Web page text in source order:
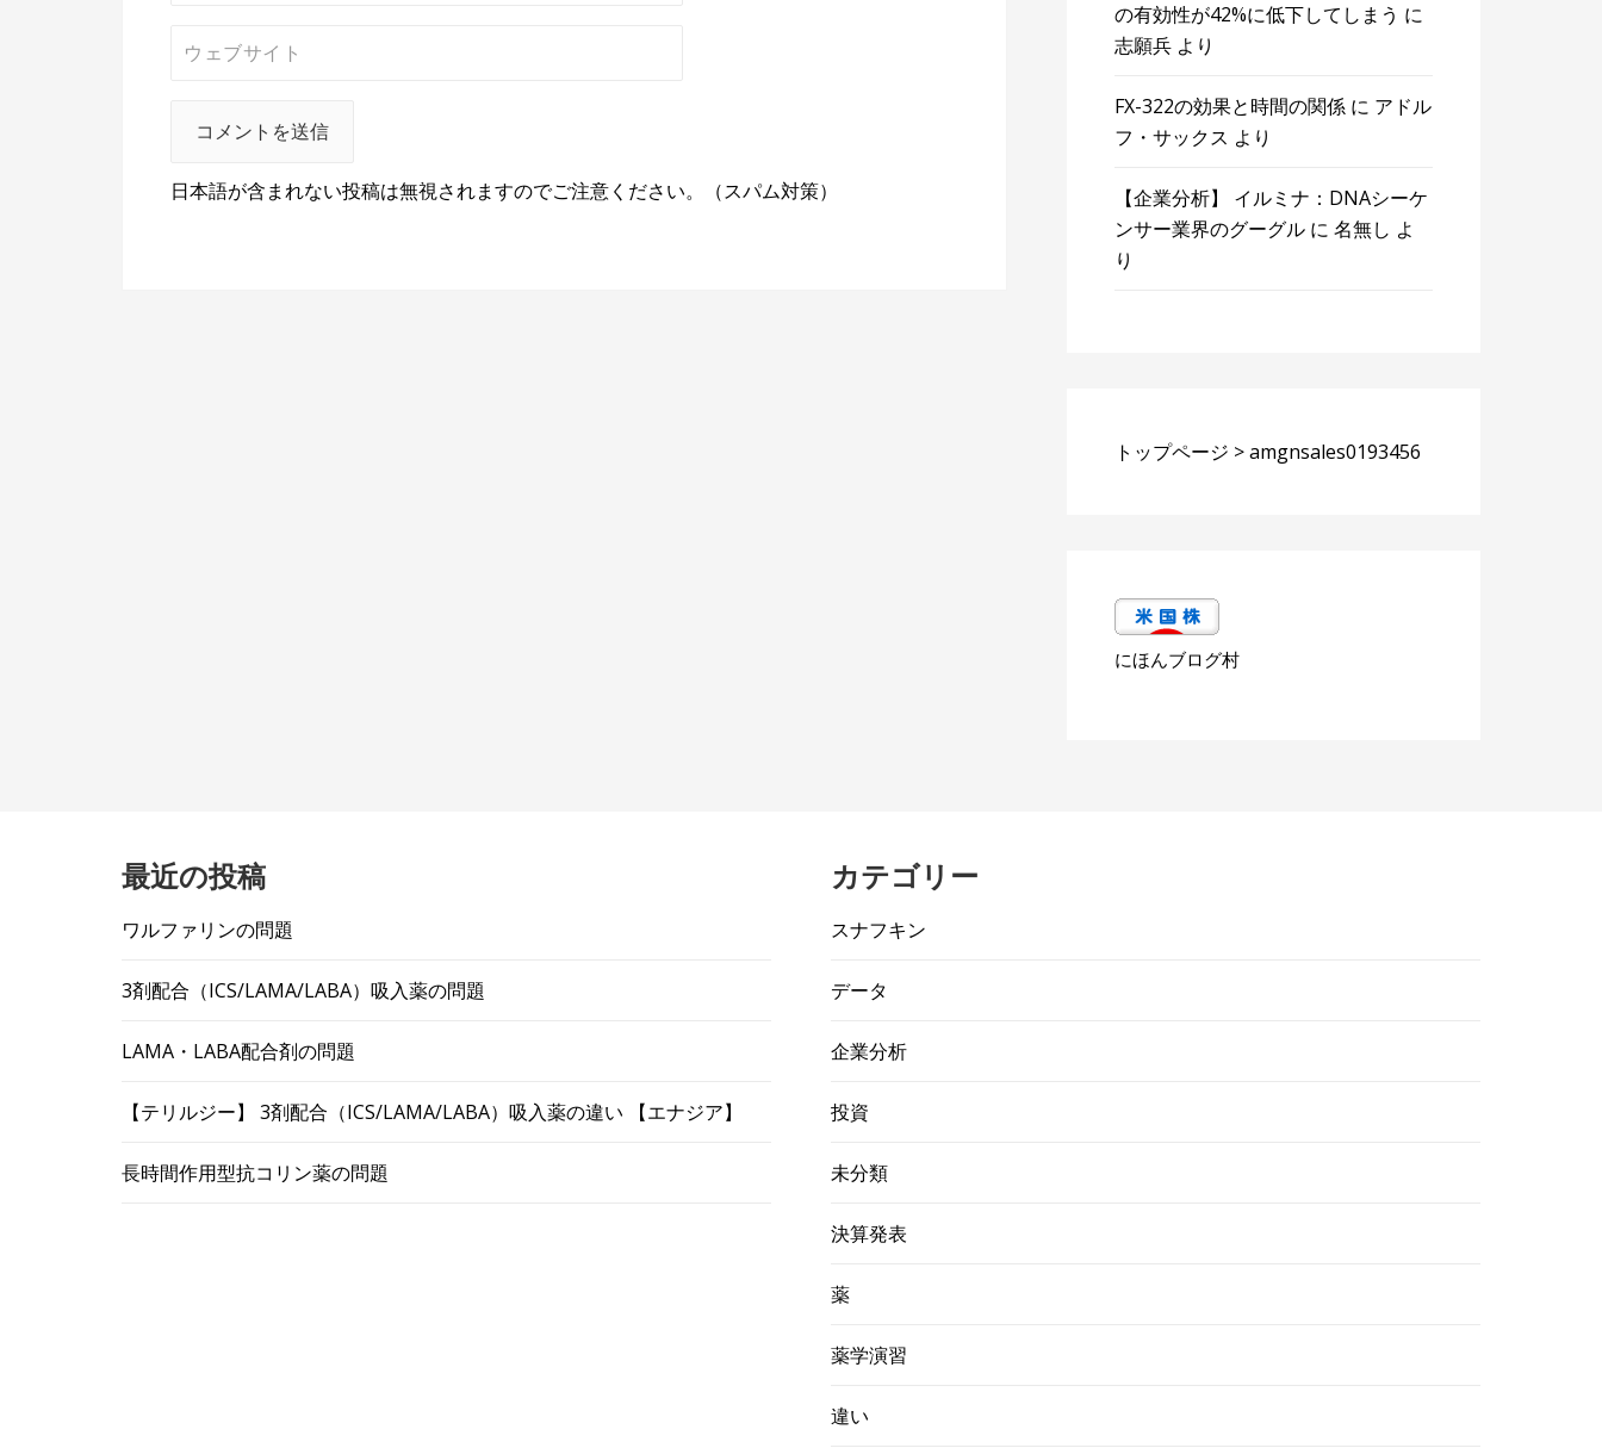
日本語が含まれない投稿は無視されますのでご注意ください。（スパム対策）
の有効性が42%に低下してしまう に
志願兵 より
FX-322の効果と時間の関係 に アドル
フ・サックス より
【企業分析】 イルミナ：DNAシーケ
ンサー業界のグーグル に名無し よ
り
トップページ >amgnsales0193456
にほんブログ村
最近の投稿
ワルファリンの問題
3剤配合（ICS/LAMA/LABA）吸入薬の問題
LAMA・LABA配合剤の問題
【テリルジー】 3剤配合（ICS/LAMA/LABA）吸入薬の違い 【エナジア】
長時間作用型抗コリン薬の問題
カテゴリー
スナフキン
データ
企業分析
投資
未分類
決算発表
薬
薬学演習
違い